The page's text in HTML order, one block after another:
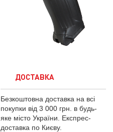
ДОСТАВКА
Безкоштовна доставка на всі
покупки від 3 000 грн. в будь-
яке місто України. Експрес-
доставка по Києву.